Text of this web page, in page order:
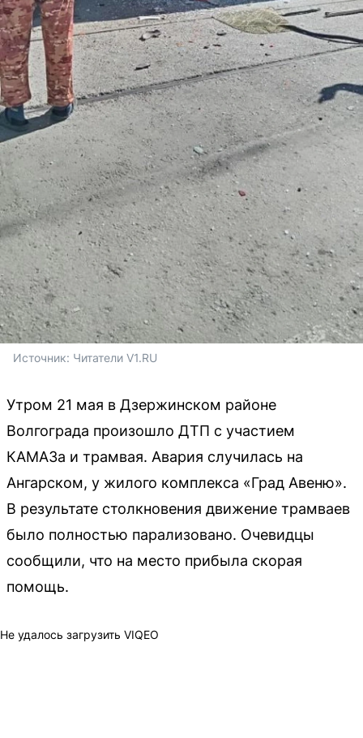
Источник: Читатели V1.RU
Утром 21 мая в Дзержинском районе
Волгограда произошло ДТП с участием
КАМАЗа и трамвая. Авария случилась на
Ангарском, у жилого комплекса «Град Авеню».
В результате столкновения движение трамваев
было полностью парализовано. Очевидцы
сообщили, что на место прибыла скорая
помощь.
Не удалось загрузить VIQEO